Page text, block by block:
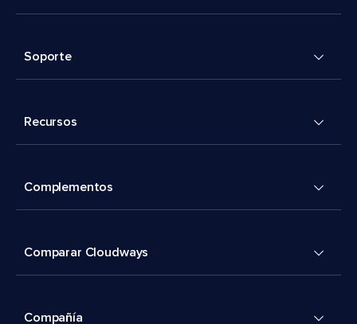
Soporte
Recursos
Complementos
Comparar Cloudways
Compañía